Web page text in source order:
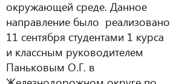
окружающей среде. Данное
направление было реализовано
11 сентября студентами 1 курса
и классным руководителем
Паньковым О.Г. в